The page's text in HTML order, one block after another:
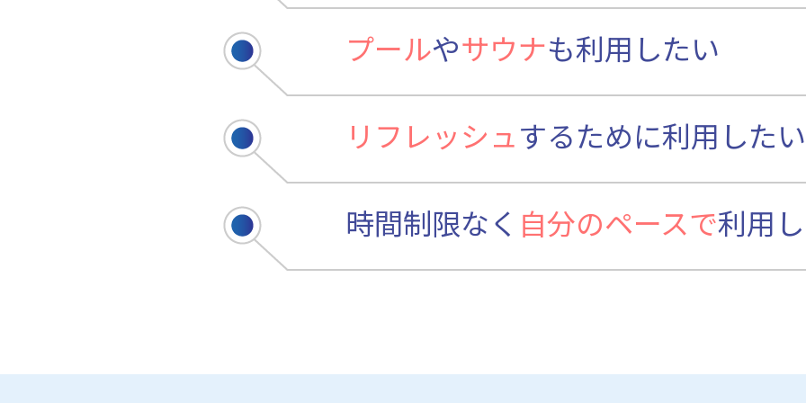
プールやサウナも利用したい
リフレッシュするために利用したい
時間制限なく 自分のペースで利用